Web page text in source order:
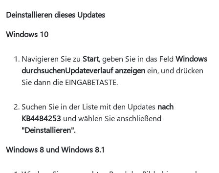
Deinstallieren dieses Updates
Windows 10
Navigieren Sie zu Start, geben Sie in das FeldWindows
durchsuchenUpdateverlauf anzeigenein, und drücken
Sie dann die EINGABETASTE.
Suchen Sie in der Liste mit den Updates nach
KB4484253 und wählen Sie anschließend
"Deinstallieren".
Windows 8 und Windows 8.1